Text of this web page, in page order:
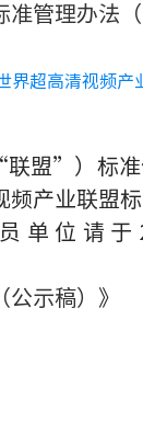
管理办法
界超高清视频产
盟”）标准
产业联盟
单位请
示稿） 》
世界超